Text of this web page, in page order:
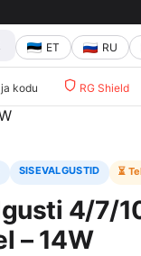
ET RU
kodu RG Shield
SISEVALGUSTID ⏳
4/7/
– 14W